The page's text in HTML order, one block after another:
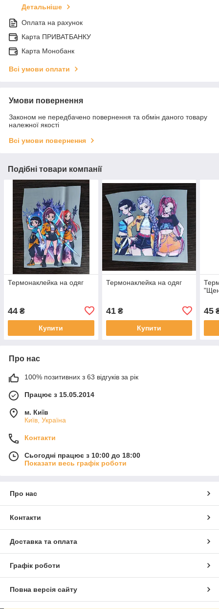
Детальніше
Оплата на рахунок
Карта ПРИВАТБАНКУ
Карта Монобанк
Всі умови оплати
Умови повернення
Законом не передбачено повернення та обмін даного товару
належної якості
Всі умови повернення
Подібні товари компанії
Термонаклейка на одяг
44 ₴
Купити
Термонаклейка на одяг
41₴
Купити
45
Про нас
100% позитивних з 63 відгуків за рік
Працює з 15.05.2014
м. Київ
Київ, Україна
Контакти
Сьогодні працює з 10:00 до 18:00
Показати весь графік роботи
Про нас
Контакти
Доставка та оплата
Графік роботи
Повна версія сайту